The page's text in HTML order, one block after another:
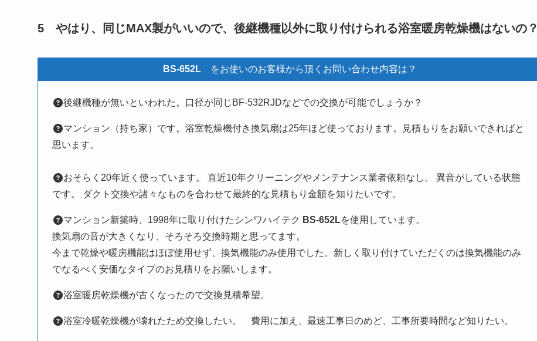
5 やはり、同じMAX製がいいので、後継機種以外に取り付けられる浴室暖房乾燥機はないの？
BS-652Lをお使いのお客様から頂くお問い合わせ内容は？
後継機種が無いといわれた。口径が同じBF-532RJDなどでの交換が可能でしょうか？
マンション（持ち家）です。浴室乾燥機付き換気扇は25年ほど使っております。見積もりをお願いできればと
思います。
おそらく20年近く使っています。 直近10年クリーニングやメンテナンス業者依頼なし。 異音がしている状態
です。 ダクト交換や諸々なものを合わせて最終的な見積もり金額を知りたいです。
マンション新築時、1998年に取り付けたシンワハイテク BS-652Lを使用しています。
換気扇の音が大きくなり、そろそろ交換時期と思ってます。
今まで乾燥や暖房機能はほぼ使用せず、換気機能のみ使用でした。新しく取り付けていただくのは換気機能のみ
でなるべく安価なタイプのお見積りをお願いします。
浴室暖房乾燥機が古くなったので交換見積希望。
浴室冷暖乾燥機が壊れたため交換したい。 費用に加え、最速工事日のめど、工事所要時間など知りたい。